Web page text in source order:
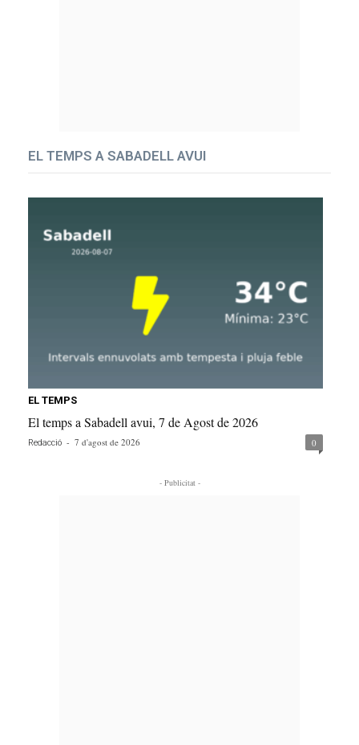
EL TEMPS A SABADELL AVUI
EL TEMPS
El temps a Sabadell avui, 7 de Agost de 2026
Redacció - 7 d'agost de 2026 0
- Publicitat -